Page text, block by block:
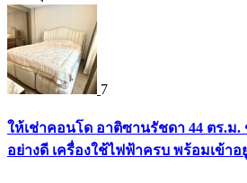
7
ให้เช่าคอนโด อาติซานรัชดา 44 ตร.ม.
อย่างดี เครื่องใช้ไฟฟ้าครบ พร้อมเข้าอยู่